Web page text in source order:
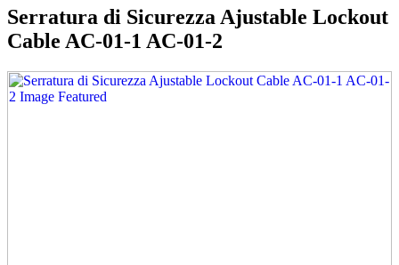
Serratura di Sicurezza Ajustable Lockout
Cable AC-01-1 AC-01-2